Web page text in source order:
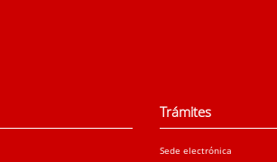
Trámites
Sede electrónica